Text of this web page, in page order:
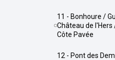
11 - Bonhoure / Guilheméry /
Château de
Côte Pavée
12 - Pont des Demoiselles /